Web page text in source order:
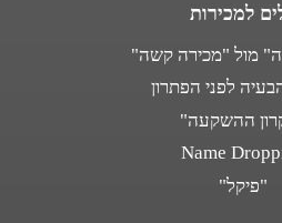
למכירות
מול "מכירה קשה"
לפני הפתרון
ההשקעה"
Name
"פיקל"